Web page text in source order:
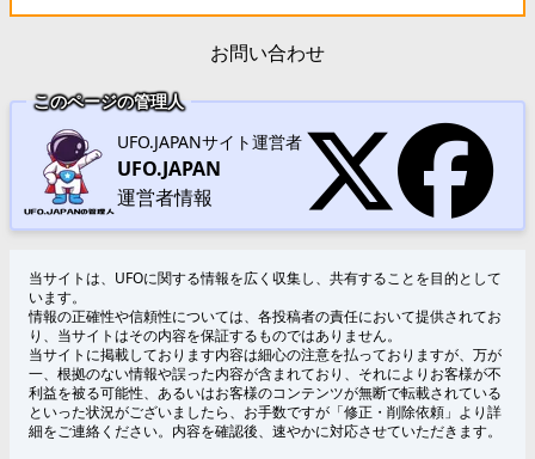
お問い合わせ
このページの管理人
UFO.JAPANサイト運営者
UFO.JAPAN
運営者情報
当サイトは、UFOに関する情報を広く収集し、共有することを目的として
います。
情報の正確性や信頼性については、各投稿者の責任において提供されてお
り、当サイトはその内容を保証するものではありません。
当サイトに掲載しております内容は細心の注意を払っておりますが、万が
一、根拠のない情報や誤った内容が含まれており、それによりお客様が不
利益を被る可能性、あるいはお客様のコンテンツが無断で転載されている
といった状況がございましたら、お手数ですが「修正・削除依頼」より詳
細をご連絡ください。内容を確認後、速やかに対応させていただきます。